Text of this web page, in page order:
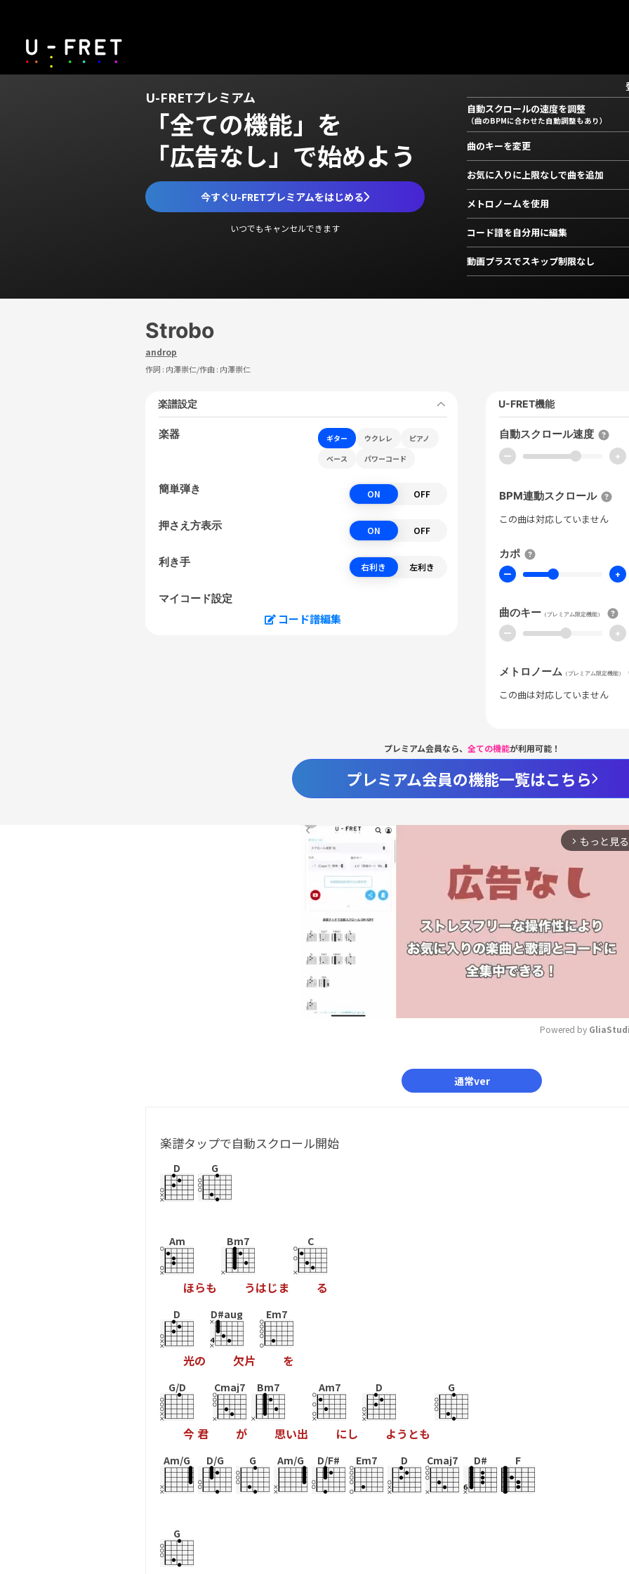
U-FRETプレミアム
「全ての機能」を
「広告なし」で始めよう
今すぐU-FRETプレミアムをはじめる
いつでもキャンセルできます
自動スクロールの速度を調整
（曲のBPMに合わせた自動調整もあり）
曲のキーを変更
お気に入りに上限なしで曲を追加
メトロノームを使用
コード譜を自分用に編集
動画プラスでスキップ制限なし
Strobo
androp
作詞 : 内澤崇仁/作曲 : 内澤崇仁
楽譜設定
楽器 ギター ウクレレ
ピアノ
ベース
パワーコード
簡単弾き ON OFF
押さえ方表示 ON OFF
利き手 右利き 左利き
マイコード設定
コード譜編集
U-FRET機能
自動スクロール速度
ー +
BPM連動スクロール
この曲は対応していません
カポ
ー +
曲のキー （プレミアム限定機能）
ー +
メトロノーム （プレミアム限定機能）
この曲は対応していません
プレミアム会員なら、 全ての機能が利用可能！
プレミアム会員の機能一覧はこちら
arrow_forward_ios もっと見る
Powered by
通常ver
楽譜タップで自動スクロール開始
D G
Am
ほらも
Bm7
うはじ ま
C
る
D
光の
D#aug
欠片
Em7
を
G/D
今 君
Cmaj7
が
Bm7
思い出
Am7
にし
D
よう とも
G
Am/G D/G G Am/G D/F# Em7 D Cmaj7 D# F
G